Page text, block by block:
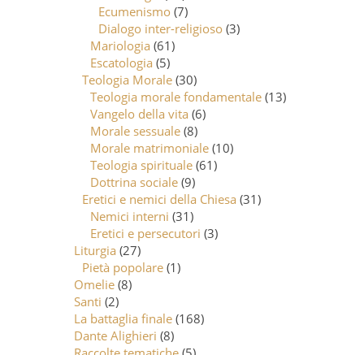
Ecumenismo (7)
Dialogo inter-religioso (3)
Mariologia (61)
Escatologia (5)
Teologia Morale (30)
Teologia morale fondamentale (13)
Vangelo della vita (6)
Morale sessuale (8)
Morale matrimoniale (10)
Teologia spirituale (61)
Dottrina sociale (9)
Eretici e nemici della Chiesa (31)
Nemici interni (31)
Eretici e persecutori (3)
Liturgia (27)
Pietà popolare (1)
Omelie (8)
Santi (2)
La battaglia finale (168)
Dante Alighieri (8)